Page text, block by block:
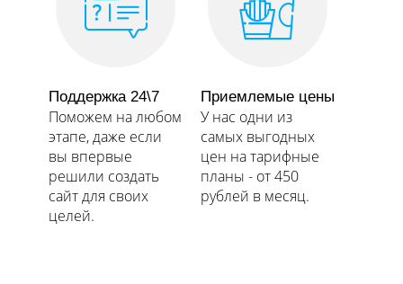
Поддержка 24\7
Поможем на любом
этапе, даже если
вы впервые
решили создать
сайт для своих
целей.​​​​​​​
Приемлемые цены
У нас одни из
самых выгодных
цен на тарифные
планы - от 450
рублей в месяц.